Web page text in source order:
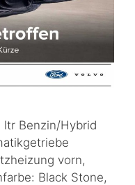
Benzin/Hybrid
vorn,
Black Stone,